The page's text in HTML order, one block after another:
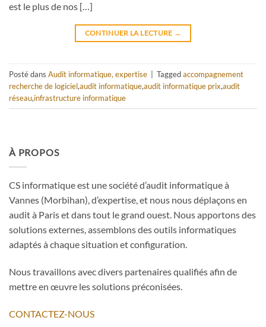
est le plus de nos […]
CONTINUER LA LECTURE →
Posté dans Audit informatique, expertise Taggedaccompagnement
recherche de logiciel,audit informatique,audit informatique prix,audit
réseau,infrastructure informatique
À PROPOS
CS informatique est une société d’audit informatique à
Vannes (Morbihan), d’expertise, et nous nous déplaçons en
audit à Paris et dans tout le grand ouest. Nous apportons des
solutions externes, assemblons des outils informatiques
adaptés à chaque situation et configuration.
Nous travaillons avec divers partenaires qualifiés afin de
mettre en œuvre les solutions préconisées.
CONTACTEZ-NOUS